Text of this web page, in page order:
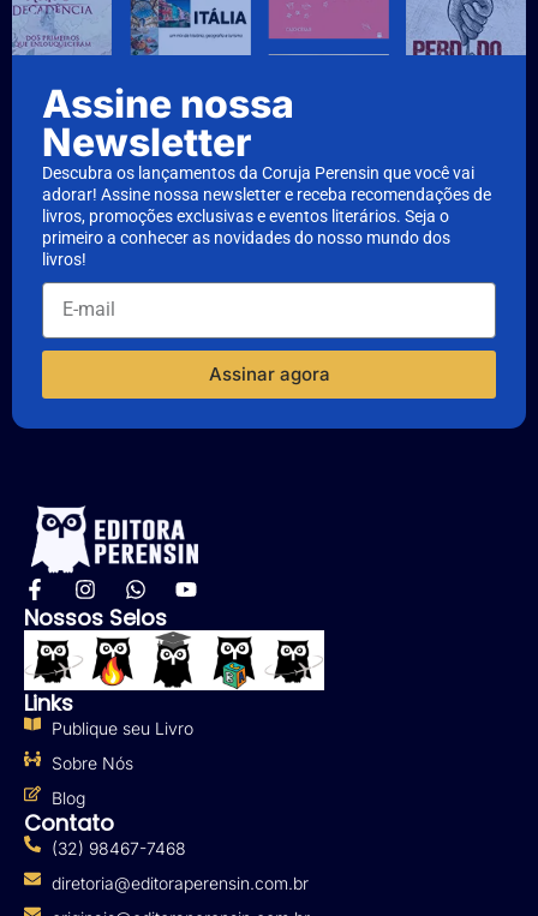
Assine nossa
Newsletter
Descubra os lançamentos da Coruja Perensin que você vai
adorar! Assine nossa newsletter e receba recomendações de
livros, promoções exclusivas e eventos literários. Seja o
primeiro a conhecer as novidades do nosso mundo dos
livros!
Assinar agora
Nossos Selos
Links
Publique seu Livro
Sobre Nós
Blog
Contato
(32) 98467-7468
diretoria@editoraperensin.com.br